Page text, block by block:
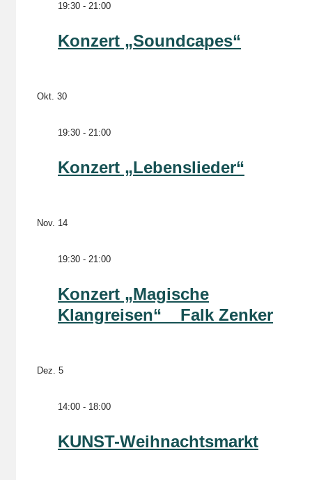
19:30 - 21:00
Konzert „Soundcapes“
Okt. 30
19:30 - 21:00
Konzert „Lebenslieder“
Nov. 14
19:30 - 21:00
Konzert „Magische
Klangreisen“ _ Falk Zenker
Dez. 5
14:00 - 18:00
KUNST-Weihnachtsmarkt